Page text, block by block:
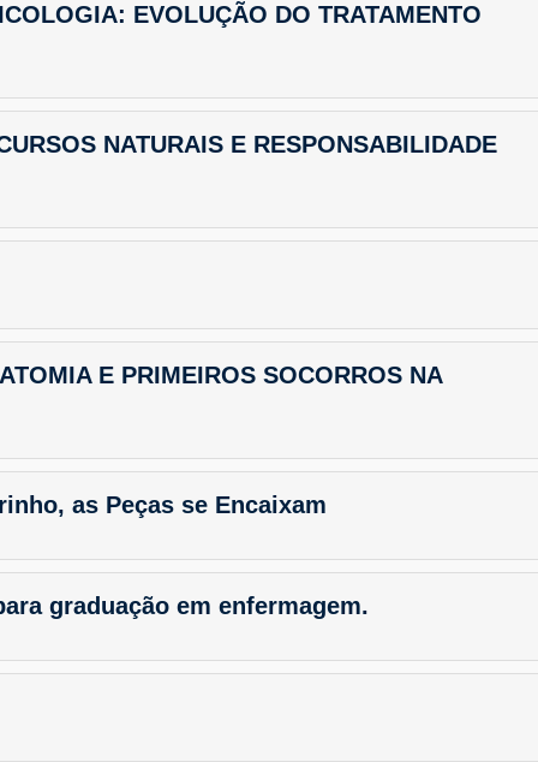
EVOLUÇÃO DO TRATAMENTO
NATURAIS E RESPONSABILIDADE
E PRIMEIROS SOCORROS NA
as Peças se Encaixam
graduação em enfermagem.